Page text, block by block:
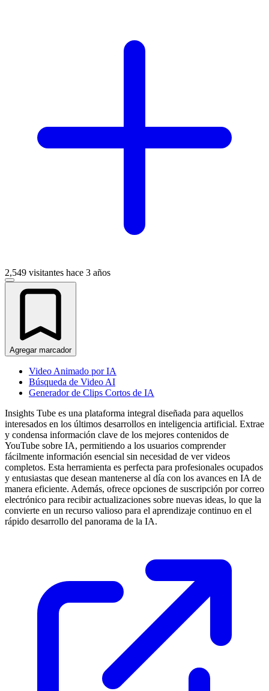
2,549 visitantes hace 3 años
Agregar marcador
Video Animado por IA
Búsqueda de Video AI
Generador de Clips Cortos de IA
Insights Tube es una plataforma integral diseñada para aquellos
interesados en los últimos desarrollos en inteligencia artificial. Extrae
y condensa información clave de los mejores contenidos de
YouTube sobre IA, permitiendo a los usuarios comprender
fácilmente información esencial sin necesidad de ver videos
completos. Esta herramienta es perfecta para profesionales ocupados
y entusiastas que desean mantenerse al día con los avances en IA de
manera eficiente. Además, ofrece opciones de suscripción por correo
electrónico para recibir actualizaciones sobre nuevas ideas, lo que la
convierte en un recurso valioso para el aprendizaje continuo en el
rápido desarrollo del panorama de la IA.